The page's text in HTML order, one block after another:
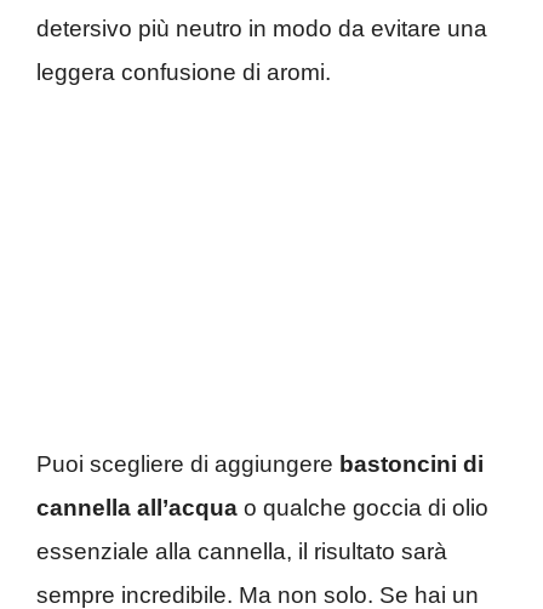
detersivo più neutro in modo da evitare una
leggera confusione di aromi.
Puoi scegliere di aggiungere bastoncini di
cannella all’acqua o qualche goccia di olio
essenziale alla cannella, il risultato sarà
sempre incredibile. Ma non solo. Se hai un